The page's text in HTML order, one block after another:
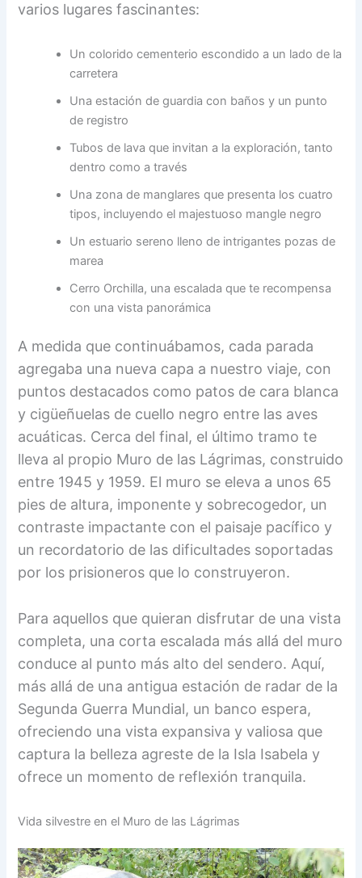
varios lugares fascinantes:
Un colorido cementerio escondido a un lado de la
carretera
Una estación de guardia con baños y un punto
de registro
Tubos de lava que invitan a la exploración, tanto
dentro como a través
Una zona de manglares que presenta los cuatro
tipos, incluyendo el majestuoso mangle negro
Un estuario sereno lleno de intrigantes pozas de
marea
Cerro Orchilla, una escalada que te recompensa
con una vista panorámica
A medida que continuábamos, cada parada
agregaba una nueva capa a nuestro viaje, con
puntos destacados como patos de cara blanca
y cigüeñuelas de cuello negro entre las aves
acuáticas. Cerca del final, el último tramo te
lleva al propio Muro de las Lágrimas, construido
entre 1945 y 1959. El muro se eleva a unos 65
pies de altura, imponente y sobrecogedor, un
contraste impactante con el paisaje pacífico y
un recordatorio de las dificultades soportadas
por los prisioneros que lo construyeron.
Para aquellos que quieran disfrutar de una vista
completa, una corta escalada más allá del muro
conduce al punto más alto del sendero. Aquí,
más allá de una antigua estación de radar de la
Segunda Guerra Mundial, un banco espera,
ofreciendo una vista expansiva y valiosa que
captura la belleza agreste de la Isla Isabela y
ofrece un momento de reflexión tranquila.
Vida silvestre en el Muro de las Lágrimas